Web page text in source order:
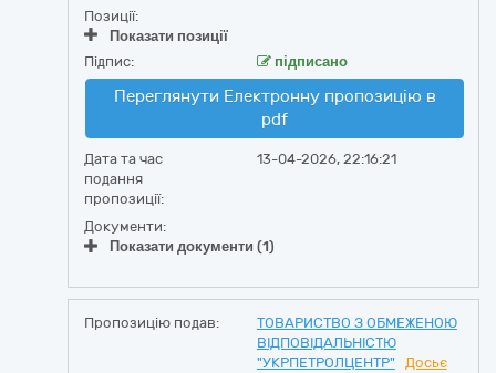
Позиції:
Показати позиції
Підпис:
підписано
Переглянути Електронну пропозицію в
pdf
Дата та час
подання
пропозиції:
13-04-2026, 22:16:21
Документи:
Показати документи (1)
Пропозицію подав:
ТОВАРИСТВО З ОБМЕЖЕНОЮ
ВІДПОВІДАЛЬНІСТЮ
"УКРПЕТРОЛЦЕНТР"
Досьє